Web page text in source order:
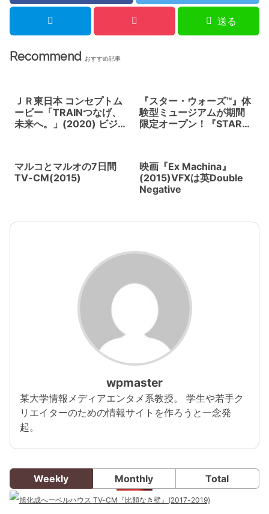
送る
Recommend おすすめ記事
ＪＲ東日本 コンセプトム
ービー「TRAINつなげ、
未来へ。」(2020) ビジネ
『スター・ウォーズ™』体
験型ミュージアムが期間
限定オープン！『STAR
(月) 寺田倉庫G1-5Fにて
マルコとマルオの7日間
TV-CM(2015)
映画『Ex Machina』
(2015)VFXは英Double
Negative
wpmaster
某大学情報メディアエンタメ系教授。 学生や若手ク
リエイターのための情報サイトを作ろうと一念発
起。
Weekly Monthly Total